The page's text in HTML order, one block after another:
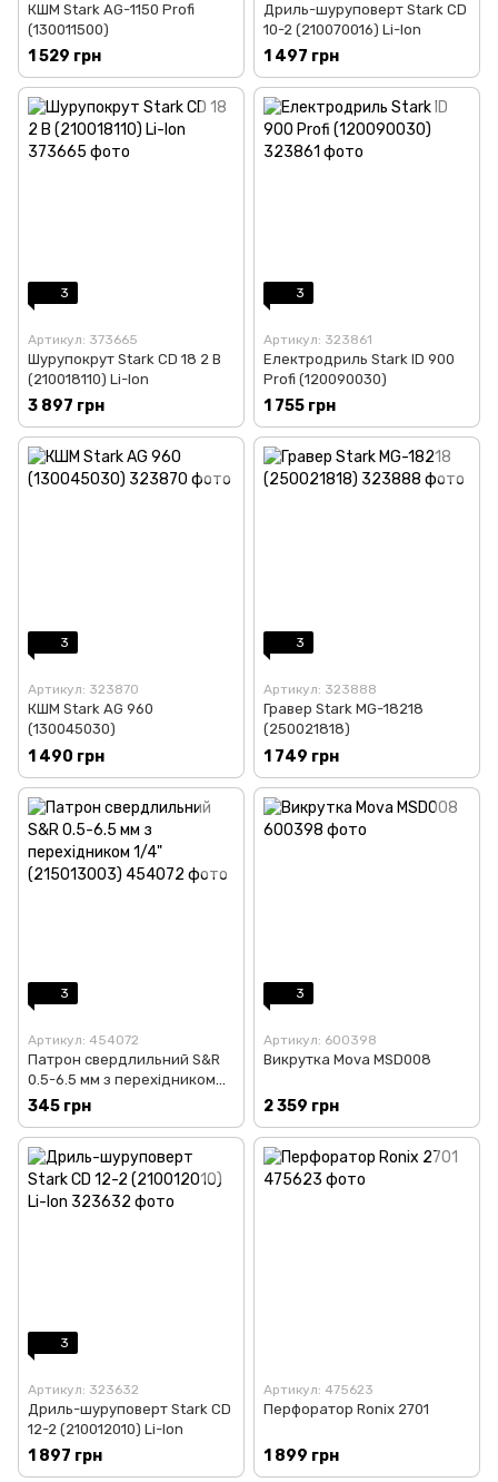
КШМ Stark AG-1150 Profi
(130011500)
1 529 грн
Дриль-шуруповерт Stark CD
10-2 (210070016) Li-Ion
1 497 грн
3
Артикул: 373665
Шурупокрут Stark CD 18 2 B
(210018110) Li-Ion
3 897 грн
3
Артикул: 323861
Електродриль Stark ID 900
Profi (120090030)
1 755 грн
3
Артикул: 323870
КШМ Stark AG 960
(130045030)
1 490 грн
3
Артикул: 323888
Гравер Stark MG-18218
(250021818)
1 749 грн
3
Артикул: 454072
Патрон свердлильний S&R
0.5-6.5 мм з перехідником
1/4" (215013003)
345 грн
3
Артикул: 600398
Викрутка Mova MSD008
2 359 грн
3
Артикул: 323632
Дриль-шуруповерт Stark CD
12-2 (210012010) Li-Ion
1 897 грн
Артикул: 475623
Перфоратор Ronix 2701
1 899 грн